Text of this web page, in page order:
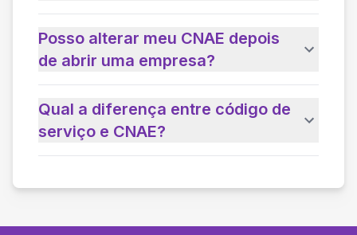
Posso alterar meu CNAE depois
de abrir uma empresa?
Qual a diferença entre código de
serviço e CNAE?